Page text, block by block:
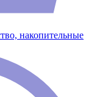
накопительные